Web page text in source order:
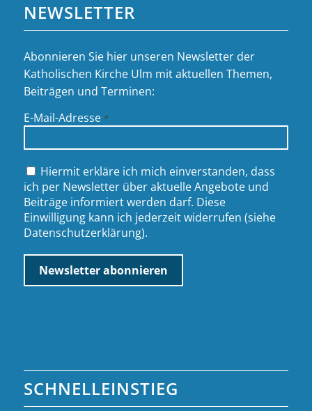
NEWSLETTER
Abonnieren Sie hier unseren Newsletter der
Katholischen Kirche Ulm mit aktuellen Themen,
Beiträgen und Terminen:
E-Mail-Adresse *
Hiermit erkläre ich mich einverstanden, dass
ich per Newsletter über aktuelle Angebote und
Beiträge informiert werden darf. Diese
Einwilligung kann ich jederzeit widerrufen (siehe
Datenschutzerklärung).
SCHNELLEINSTIEG